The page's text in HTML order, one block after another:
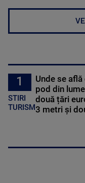
1
STIRI
TURISM
Unde se
pod din
două țări
3 metri și